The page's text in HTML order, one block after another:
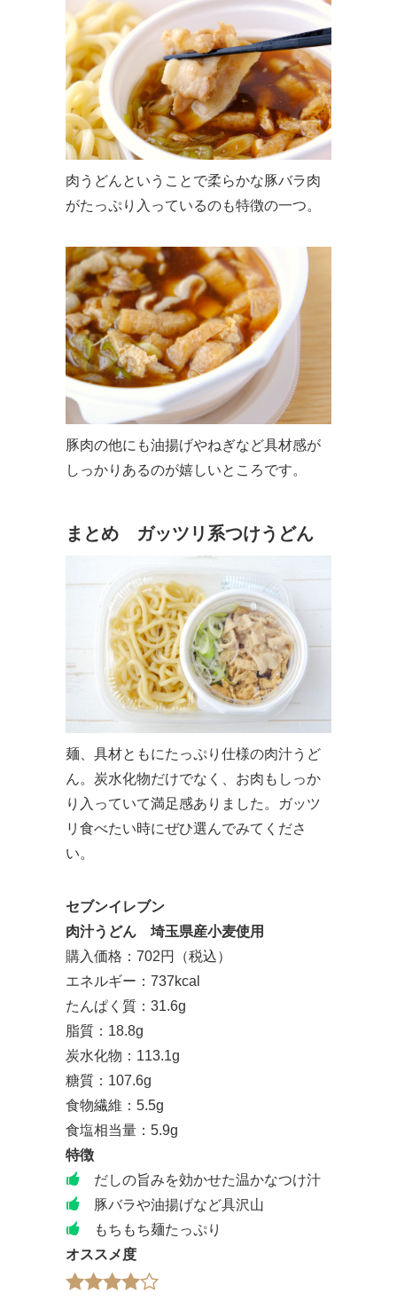
肉うどんということで柔らかな豚バラ肉
がたっぷり入っているのも特徴の一つ。
豚肉の他にも油揚げやねぎなど具材感が
しっかりあるのが嬉しいところです。
まとめ ガッツリ系つけうどん
麺、具材ともにたっぷり仕様の肉汁うど
ん。炭水化物だけでなく、お肉もしっか
り入っていて満足感ありました。ガッツ
リ食べたい時にぜひ選んでみてくださ
い。
セブンイレブン
肉汁うどん 埼玉県産小麦使用
購入価格：702円（税込）
エネルギー：737kcal
たんぱく質：31.6g
脂質：18.8g
炭水化物：113.1g
糖質：107.6g
食物繊維：5.5g
食塩相当量：5.9g
特徴
だしの旨みを効かせた温かなつけ汁
豚バラや油揚げなど具沢山
もちもち麺たっぷり
オススメ度